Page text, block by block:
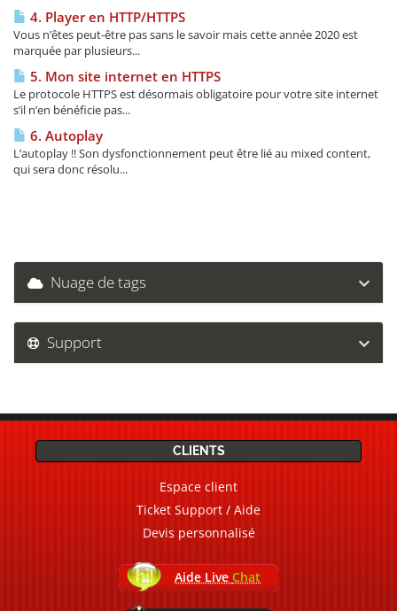
4. Player en HTTP/HTTPS
Vous n’êtes peut-être pas sans le savoir mais cette année 2020 est
marquée par plusieurs...
5. Mon site internet en HTTPS
Le protocole HTTPS est désormais obligatoire pour votre site internet
s’il n’en bénéficie pas...
6. Autoplay
L’autoplay !! Son dysfonctionnement peut être lié au mixed content,
qui sera donc résolu...
Nuage de tags
Support
CLIENTS
Espace client
Ticket Support / Aide
Devis personnalisé
Aide Live Chat